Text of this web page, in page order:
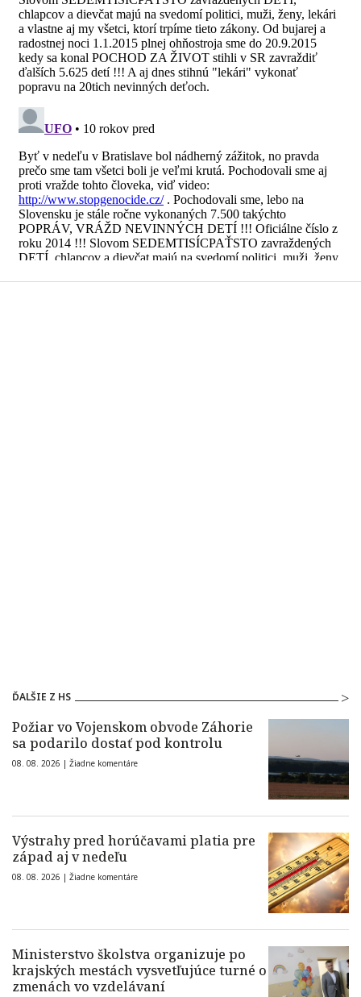
ĎALŠIE Z HS
Požiar vo Vojenskom obvode Záhorie
sa podarilo dostať pod kontrolu
08. 08. 2026 | Žiadne komentáre
Výstrahy pred horúčavami platia pre
západ aj v nedeľu
08. 08. 2026 | Žiadne komentáre
Ministerstvo školstva organizuje po
krajských mestách vysvetľujúce turné o
zmenách vo vzdelávaní